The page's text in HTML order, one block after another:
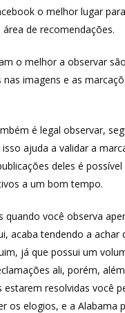
o melhor lugar para
de recomendações.
o melhor a observar
imagens e as
é legal observar,
ajuda a validar a
deles é
a um bom tempo.
quando você observa
acaba tendendo a achar
já que possui um
ali, porém,
estarem resolvidas você
os elogios, e a Alabama
Moda
Me
MAIS
Amazon
iHerb
Wevans
MindsUp